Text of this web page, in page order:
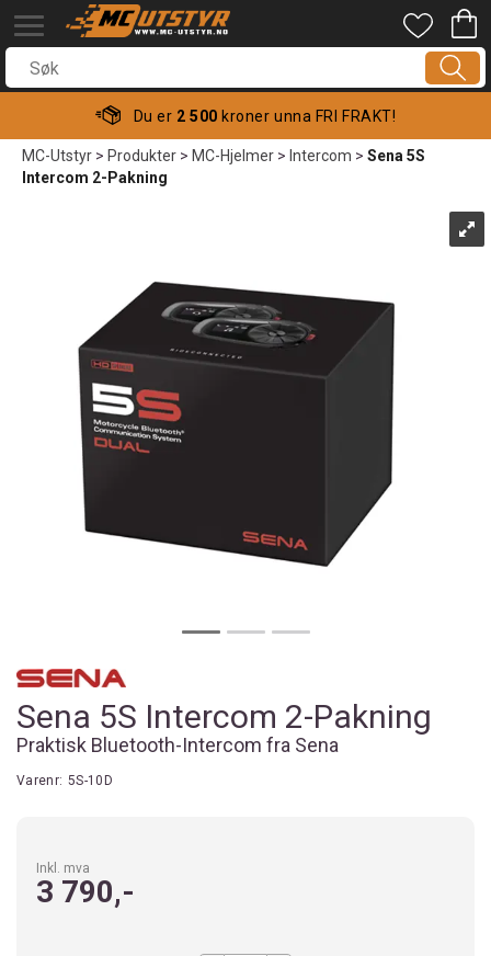
Du er 2 500 kroner unna FRI FRAKT!
MC-Utstyr>Produkter>MC-Hjelmer> Intercom>Sena 5S
Intercom 2-Pakning
Sena 5S Intercom 2-Pakning
Praktisk Bluetooth-Intercom fra Sena
Varenr: 5S-10D
Inkl. mva
3 790,-